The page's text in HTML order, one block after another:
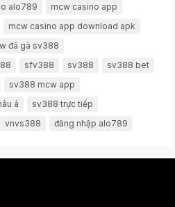
alo789
mcw casino app
mcw casino app download apk
đá gà sv388
sfv388 sv388
sv388 bet
sv388 mcw app
á
sv388 trực tiếp
vnvs388 đăng nhập alo789